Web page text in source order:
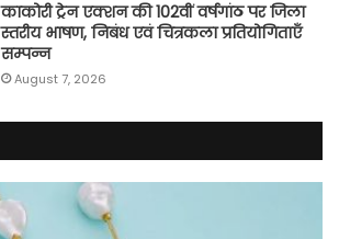
काकोरी ट्रेन एक्शन की 102वीं वर्षगांठ पर जिला
स्तरीय भाषण, निबंध एवं चित्रकला प्रतियोगिताएँ
सम्पन्न
August 7, 2026